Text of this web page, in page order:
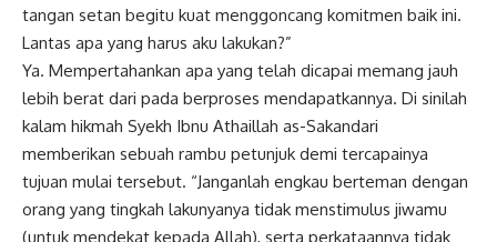
tangan setan begitu kuat menggoncang komitmen baik ini.
Lantas apa yang harus aku lakukan?”
Ya. Mempertahankan apa yang telah dicapai memang jauh
lebih berat dari pada berproses mendapatkannya. Di sinilah
kalam hikmah Syekh Ibnu Athaillah as-Sakandari
memberikan sebuah rambu petunjuk demi tercapainya
tujuan mulai tersebut. “Janganlah engkau berteman dengan
orang yang tingkah lakunyanya tidak menstimulus jiwamu
(untuk mendekat kepada Allah), serta perkataannya tidak